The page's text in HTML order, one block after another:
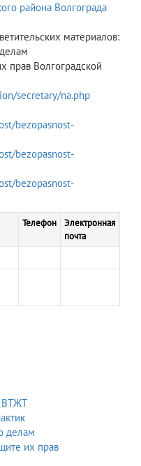
района Волгограда
материалов:
прав Волгоградской
secretary/na.php
bezopasnost-
bezopasnost-
bezopasnost-
Телефон
Электронная
почта
ВТЖТ
делам
их прав